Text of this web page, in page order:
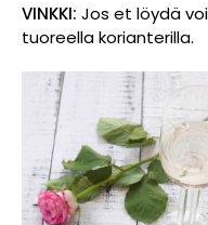
VINKKI: Jos et löydä
tuoreella korianterilla.